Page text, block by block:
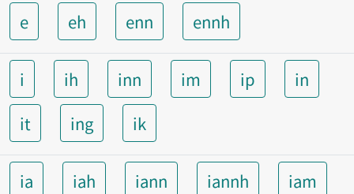
e eh enn ennh
i ih inn im ip
in
it
ing ik
ia iah iann iannh
iam